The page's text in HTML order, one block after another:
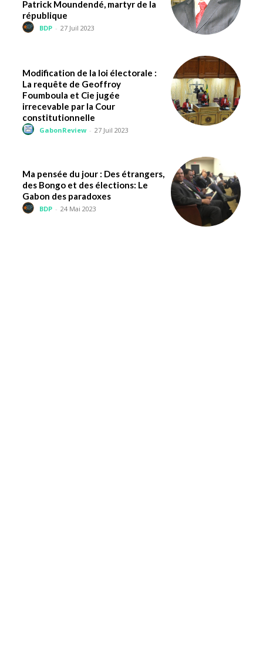
Patrick Moundendé, martyr de la
république
BDP - 27 Juil 2023
Modification de la loi électorale :
La requête de Geoffroy
Foumboula et Cie jugée
irrecevable par la Cour
constitutionnelle
GabonReview - 27 Juil 2023
Ma pensée du jour : Des étrangers,
des Bongo et des élections: Le
Gabon des paradoxes
BDP - 24 Mai 2023